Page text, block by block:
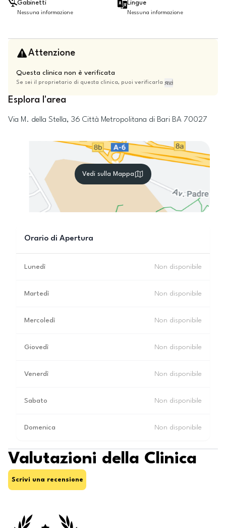
Gabinetti
Nessuna informazione
Lingue
Nessuna informazione
Attenzione
Questa clinica non è verificata
Se sei il proprietario di questa clinica, puoi verificarla qui
Esplora l'area
Via M. della Stella, 36 Città Metropolitana di Bari BA 70027
Vedi sulla Mappa
Orario di Apertura
Lunedì Non disponibile
Martedì Non disponibile
Mercoledì Non disponibile
Giovedì Non disponibile
Venerdì Non disponibile
Sabato Non disponibile
Domenica Non disponibile
Valutazioni della Clinica
Scrivi una recensione